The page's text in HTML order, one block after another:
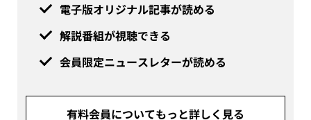
電子版オリジナル記事が読める
解説番組が視聴できる
会員限定ニュースレターが読める
有料会員についてもっと詳しく見る